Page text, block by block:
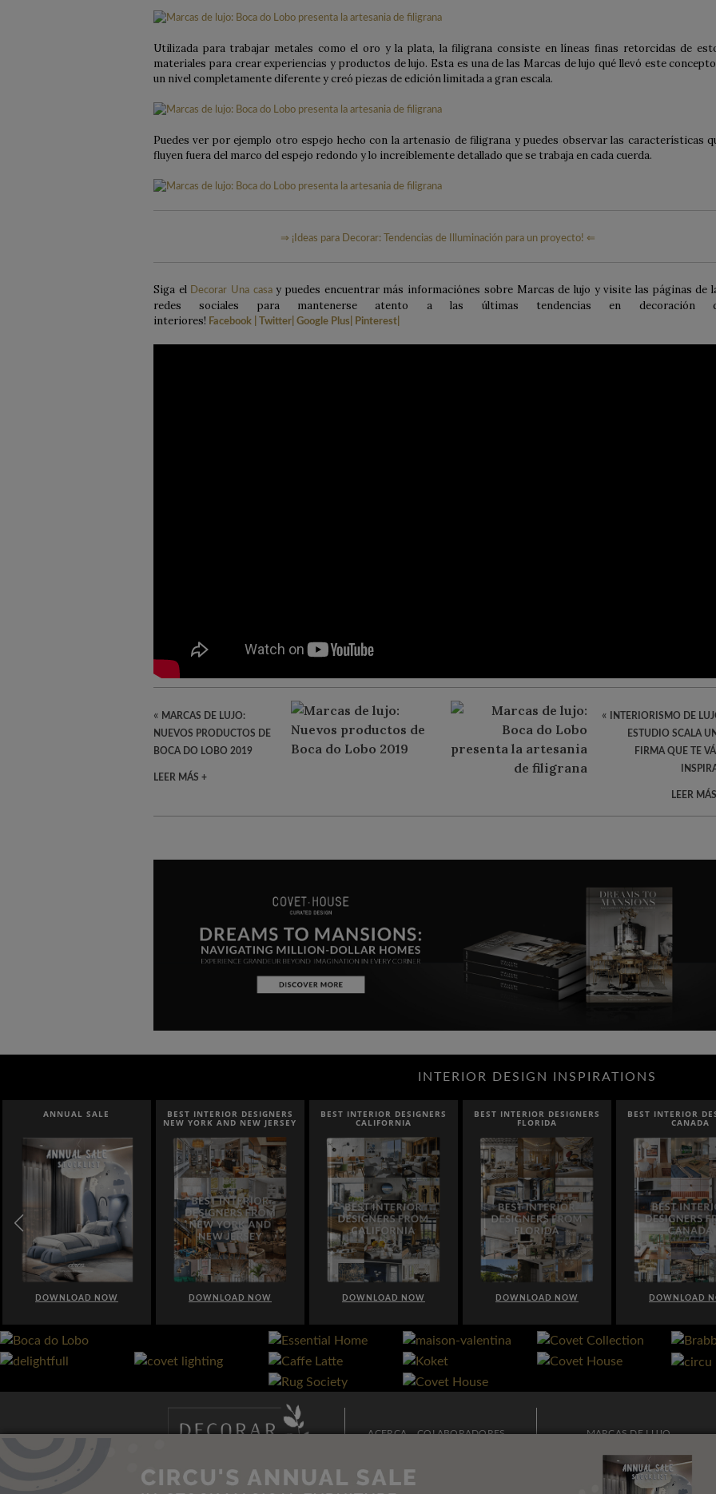
Utilizada para trabajar metales como el oro y la plata, la filigrana consiste en líneas finas retorcidas de
materiales para crear experiencias y productos de lujo. Esta es una de las Marcas de lujo qué llevó este
un nivel completamente diferente y creó piezas de edición limitada a gran escala.
Puedes ver por ejemplo otro espejo hecho con la artenasio de filigrana y puedes observar las características
fluyen fuera del marco del espejo redondo y lo increíblemente detallado que se trabaja en cada cuerda.
⇒ ¡Ideas para Decorar: Tendencias de Illuminación para un proyecto! ⇐
Siga el Decorar Una casay puedes encuentrar más informaciónes sobre Marcas de lujo y visite las páginas de
redes sociales para mantenerse atento a las últimas tendencias en decoración
interiores! Facebook Twitter Google Plus Pinterest
« MARCAS DE LUJO:
NUEVOS PRODUCTOS DE
BOCA DO LOBO 2019
LEER MÁS +
«
INTERIORISMO DE
ESTUDIO SCALA
FIRMA QUE TE
LEER
INTERIOR DESIGN INSPIRATIONS
NOW
BEST INTERIOR DESIGNERS
NEW YORK AND NEW JERSEY
DOWNLOAD NOW
BEST INTERIOR DESIGNERS
CALIFORNIA
DOWNLOAD NOW
BEST INTERIOR DESIGNERS
DOWNLOAD NOW
BEST INTERIOR DESIGNERS
DOWNLOAD NOW
ACERCA
COLABORADORES
CONTACTO
POLITICAS DE PRIVACIDAD
MARCAS DE LUJO
ARQUITECTURA E